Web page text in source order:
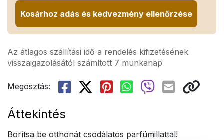
Kosárhoz adás és kedvezmény ellenőrzése
Az átlagos szállítási idő a rendelés kifizetésének
visszaigazolásától számított 7 munkanap
Megosztás:
Áttekintés
Borítsa be otthonát csodálatos parfümillattal!